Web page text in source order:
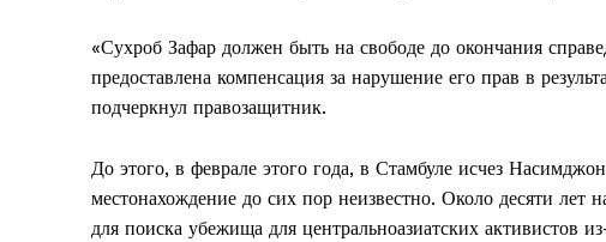
«Сухроб Зафар должен быть на свободе до окончания
предоставлена компенсация за нарушение его прав в
подчеркнул правозащитник.
До этого, в феврале этого года, в Стамбуле исчез
местонахождение до сих пор неизвестно. Около десяти лет
для поиска убежища для центральноазиатских активистов